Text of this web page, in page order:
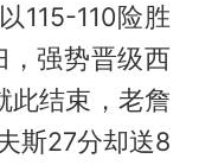
115-110险胜
强势晋级西
此结束，老詹
斯27分却送8